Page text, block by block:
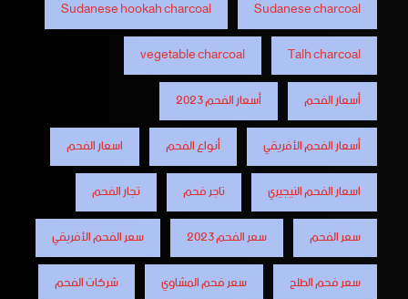
Sudanese charcoal
Sudanese hookah charcoal
Talh charcoal
vegetable charcoal
أسعار الفحم
أسعار الفحم 2023
أسعار الفحم الأفريقي
أنواع الفحم
اسعار الفحم
اسعار الفحم النيجيري
تاجر فحم
تجار الفحم
سعر الفحم
سعر الفحم 2023
سعر الفحم الأفريقي
سعر فحم الطلح
سعر فحم المشاوي
شركات الفحم